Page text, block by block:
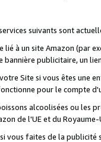
suivants sont
lié à un site Amazon (par
bannière publicitaire, un
Site si vous êtes une
pour le compte
alcoolisées ou les
de l'UE et du Royaume-
vous faites de la publicité